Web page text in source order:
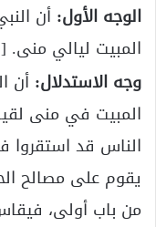
الوجه الأول: أن
المبيت ليالي منى. [البخاري
وجه الاستدلال: أن
المبيت في منى
الناس قد
يقوم على مصالح
من باب أولى،